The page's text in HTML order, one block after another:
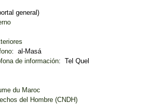
general)
: al-Masá
de información: Tel Quel
du Maroc
del Hombre (CNDH)